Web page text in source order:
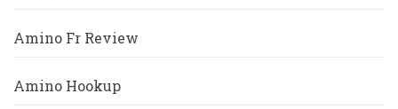
Amino Fr Review
Amino Hookup